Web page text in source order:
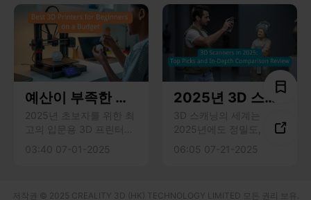
예산이 부족한 초
보자를 위한 최고
의 3D 프린터
2025년 초보자를 위한 최
고의 입문용 3D 프린터로
적인 인쇄 품질을 갖춘 최
03:40 07-01-2025
2025년 3D 스캐
너: 상위 추천 및
심층 비교 검토
3D 스캐닝의 세계는
2025년에도 정밀도, 속도,
새로운 기술을 통해 빠르
06:05 07-21-2025

저작권 © 2025 CREALITY 3D (HK) TECHNOLOGY LIMITED 모든 권리 보유.